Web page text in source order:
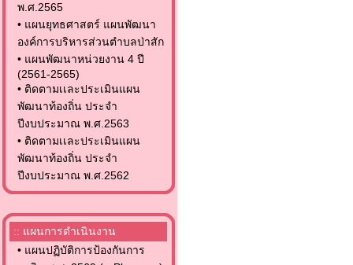
พ.ศ.2565
• แผนยุทธศาสตร์ แผนพัฒนา
องค์การบริหารส่วนตำบลป่าสัก
• แผนพัฒนาหน่วยงาน 4 ปี
(2561-2565)
• ติดตามเเละประเมินแผน
พัฒนาท้องถิ่น ประจำ
ปีงบประมาณ พ.ศ.2563
• ติดตามเเละประเมินแผน
พัฒนาท้องถิ่น ประจำ
ปีงบประมาณ พ.ศ.2562
:: แผนการดำเนินงาน
• แผนปฏิบัติการป้องกันการ